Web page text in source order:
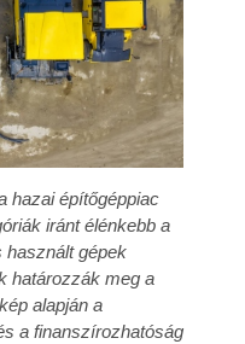
hazai építőgéppiac
iránt élénkebb a
használt gépek
határozzák meg a
alapján a
a finanszírozhatóság